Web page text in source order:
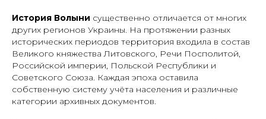
История Волыни существенно отличается от многих
других регионов Украины. На протяжении разных
исторических периодов территория входила в состав
Великого княжества Литовского, Речи Посполитой,
Российской империи, Польской Республики и
Советского Союза. Каждая эпоха оставила
собственную систему учёта населения и различные
категории архивных документов.